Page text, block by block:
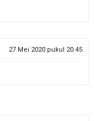
27 Mei 2020 pukul 20.45